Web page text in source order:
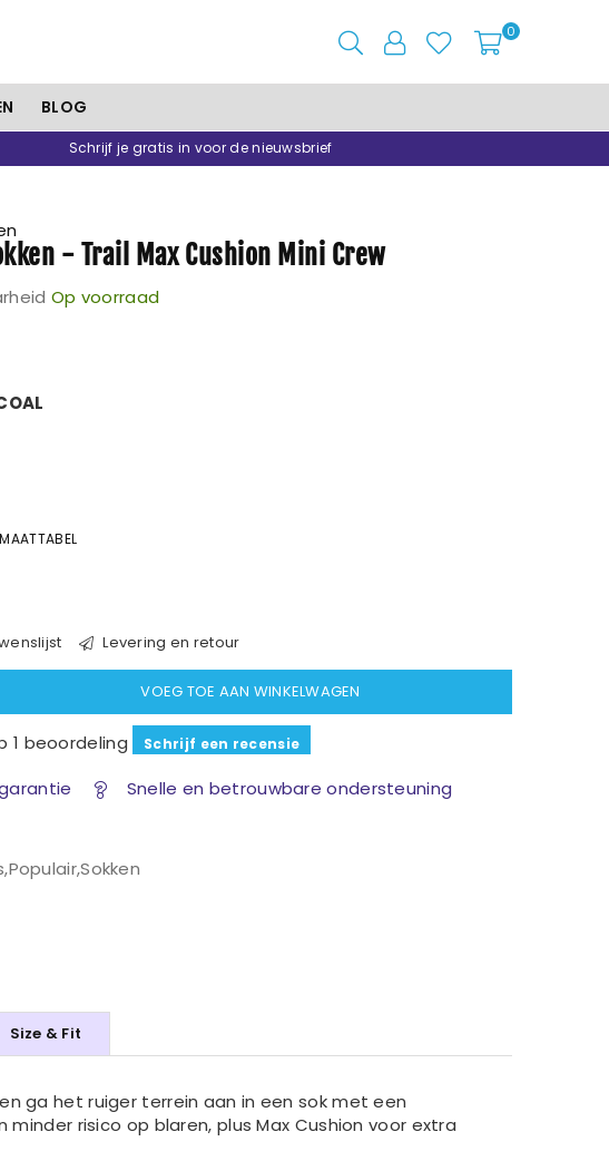
0
BLOG
Schrijf je gratis in voor de nieuwsbrief
- Trail Max Cushion Mini Crew
Op voorraad
MAATTABEL
Levering en retour
VOEG TOE AAN WINKELWAGEN
1 beoordeling Schrijf een recensie
Snelle en betrouwbare ondersteuning
,Populair,Sokken
Size & Fit
ga het ruiger terrein aan in een sok met een
risico op blaren, plus Max Cushion voor extra